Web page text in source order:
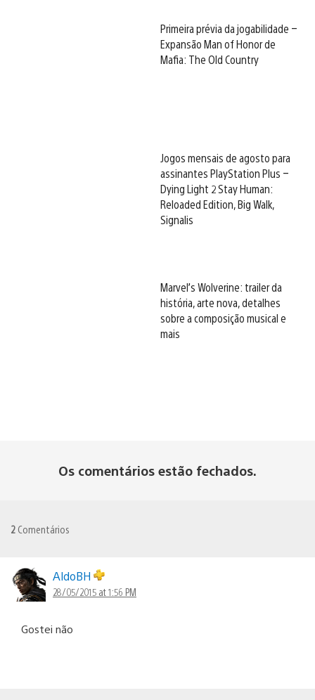
Primeira prévia da jogabilidade –
Expansão Man of Honor de
Mafia: The Old Country
Jogos mensais de agosto para
assinantes PlayStation Plus –
Dying Light 2 Stay Human:
Reloaded Edition, Big Walk,
Signalis
Marvel’s Wolverine: trailer da
história, arte nova, detalhes
sobre a composição musical e
mais
Os comentários estão fechados.
2 Comentários
AldoBH
28/05/2015 at 1:56 PM
Gostei não